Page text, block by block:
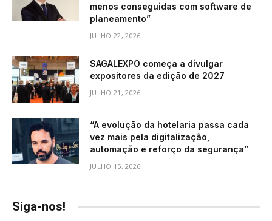
menos conseguidas com software de
planeamento”
JULHO 22, 2026
SAGALEXPO começa a divulgar
expositores da edição de 2027
JULHO 21, 2026
“A evolução da hotelaria passa cada
vez mais pela digitalização,
automação e reforço da segurança”
JULHO 15, 2026
Siga-nos!